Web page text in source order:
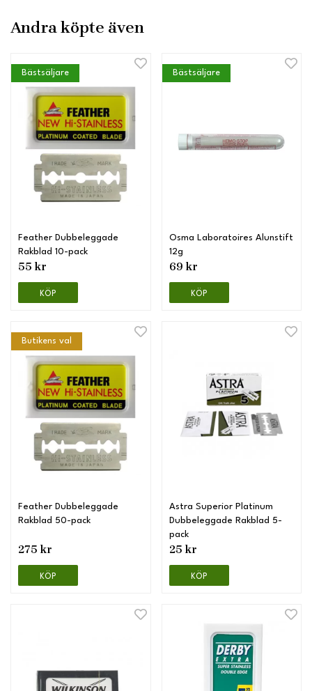
Andra köpte även
Bästsäljare
Feather Dubbeleggade
Rakblad 10-pack
55 kr
KÖP
Bästsäljare
Osma Laboratoires Alunstift
12g
69 kr
KÖP
Butikens val
Feather Dubbeleggade
Rakblad 50-pack
275 kr
KÖP
Astra Superior Platinum
Dubbeleggade Rakblad 5-
pack
25 kr
KÖP